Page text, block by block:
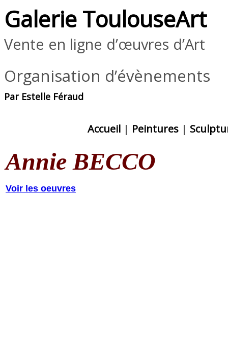
Galerie ToulouseArt
Vente en ligne d’œuvres d’Art
Organisation d’évènements
Par Estelle Féraud
Accueil | Peintures |
Annie BECCO
Voir les oeuvres